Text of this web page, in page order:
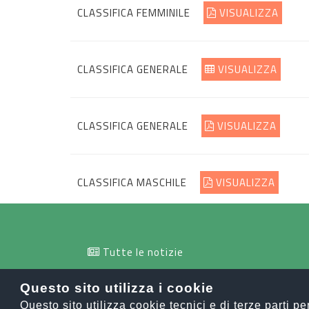
Questo sito utilizza i cookie
Questo sito utilizza cookie tecnici e di terze parti
CLASSIFICA FEMMINILE VISUALIZZA
CLASSIFICA GENERALE VISUALIZZA
CLASSIFICA GENERALE VISUALIZZA
CLASSIFICA MASCHILE VISUALIZZA
Tutte le notizie
info@orobiesport.it